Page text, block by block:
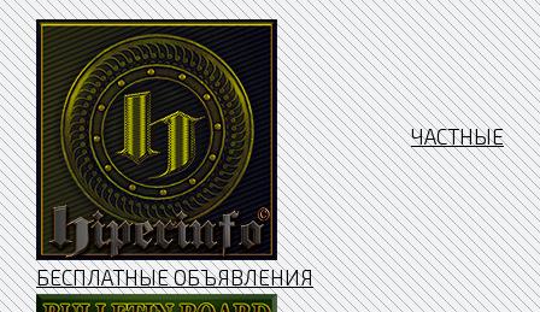
ЧАСТНЫЕ
БЕСПЛАТНЫЕ ОБЪЯВЛЕНИЯ